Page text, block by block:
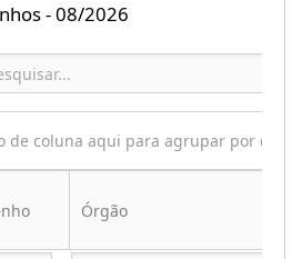
- 08/2026
de coluna aqui para agrupar por
Órgão